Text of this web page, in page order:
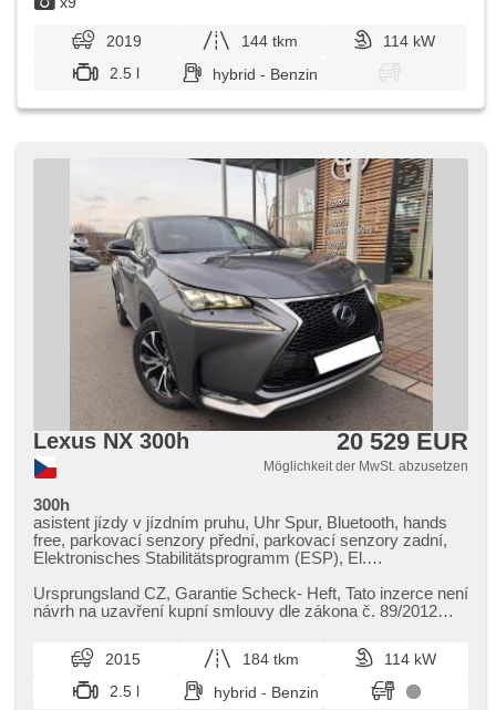
2019 144 tkm
114 kW
2.5 l
hybrid - Benzin
Lexus NX 300h 20 529 EUR
Möglichkeit der MwSt. abzusetzen
300h
asistent jízdy v jízdním pruhu, Uhr Spur, Bluetooth, hands
free, parkovací senzory přední, parkovací senzory zadní,
Elektronisches Stabilitätsprogramm (ESP), El.
El. Spiegel, USB, isofix, Fahrkamera, Klimaautomatik,
řazení pádly pod volantem, Navigation, beheizte Spiegel,
täglich Leuchten, Nebelscheinwerfer, Lederpolsterung,
Ledersitze, Adaptive Geschwindigkeitsregelung,
Multifunktionslenkrad, Servolenkung, Reifendrucksensor,
beheizte Lenkrad, El. Klappspiegel, asistent rozjezdu do
Ursprungsland CZ,​ Garantie Scheck​- Heft,​ Tato inzerce není
návrh na uzavření kupní smlouvy dle zákona č. 89/2012
2015 184 tkm
114 kW
2.5 l
hybrid - Benzin